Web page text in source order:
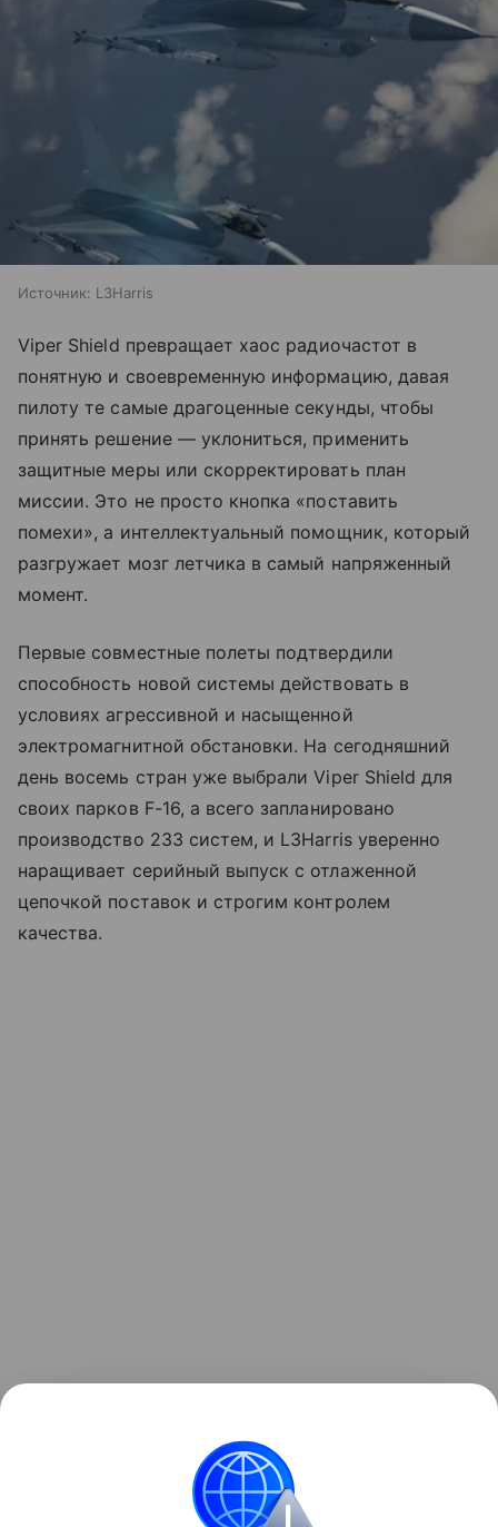
Источник: L3Harris
Viper Shield превращает хаос радиочастот в
понятную и своевременную информацию, давая
пилоту те самые драгоценные секунды, чтобы
принять решение — уклониться, применить
защитные меры или скорректировать план
миссии. Это не просто кнопка «поставить
помехи», а интеллектуальный помощник, который
разгружает мозг летчика в самый напряженный
момент.
Первые совместные полеты подтвердили
способность новой системы действовать в
условиях агрессивной и насыщенной
электромагнитной обстановки. На сегодняшний
день восемь стран уже выбрали Viper Shield для
своих парков F-16, а всего запланировано
производство 233 систем, и L3Harris уверенно
наращивает серийный выпуск с отлаженной
цепочкой поставок и строгим контролем
качества.
создали 4-тонный РЭБ-беспилотник CA-1EA.